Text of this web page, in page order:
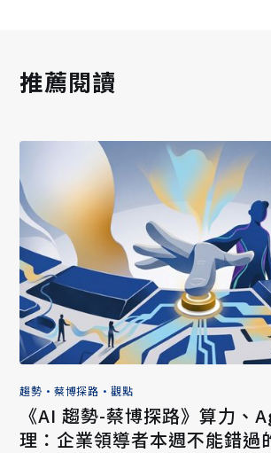
推薦閱讀
趨勢 •蔡博探路 •觀點
《AI 趨勢-蔡博探路》算力、
理：企業領導者本週不能錯過